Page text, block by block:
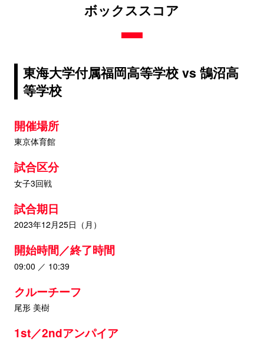
ボックススコア
東海大学付属福岡高等学校 vs 鵠沼高
等学校
開催場所
東京体育館
試合区分
女子3回戦
試合期日
2023年12月25日（月）
開始時間／終了時間
09:00 ／ 10:39
クルーチーフ
尾形 美樹
1st／2ndアンパイア